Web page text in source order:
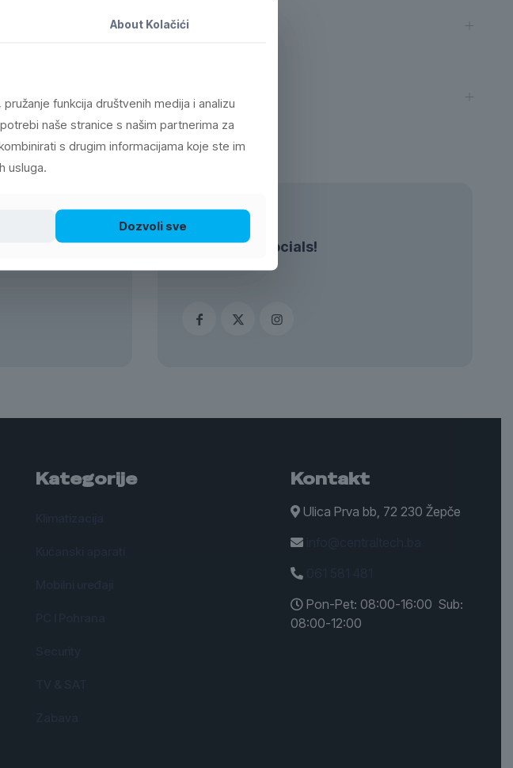
Mail to us! Check our socials!
Kategorije Kontakt
Ulica Prva bb, 72 230 Žepče
Pon-Pet: 08:00-16:00 Sub:
08:00-12:00
About Kolačići
funkcija društvenih medija i analizu
naše stranice s našim partnerima za
s drugim informacijama koje ste im
usluga.
Dozvoli sve